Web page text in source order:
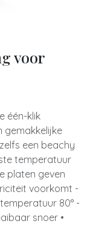
voor
één-klik
gemakkelijke
een beachy
temperatuur
platen geven
voorkomt -
80° -
snoer •